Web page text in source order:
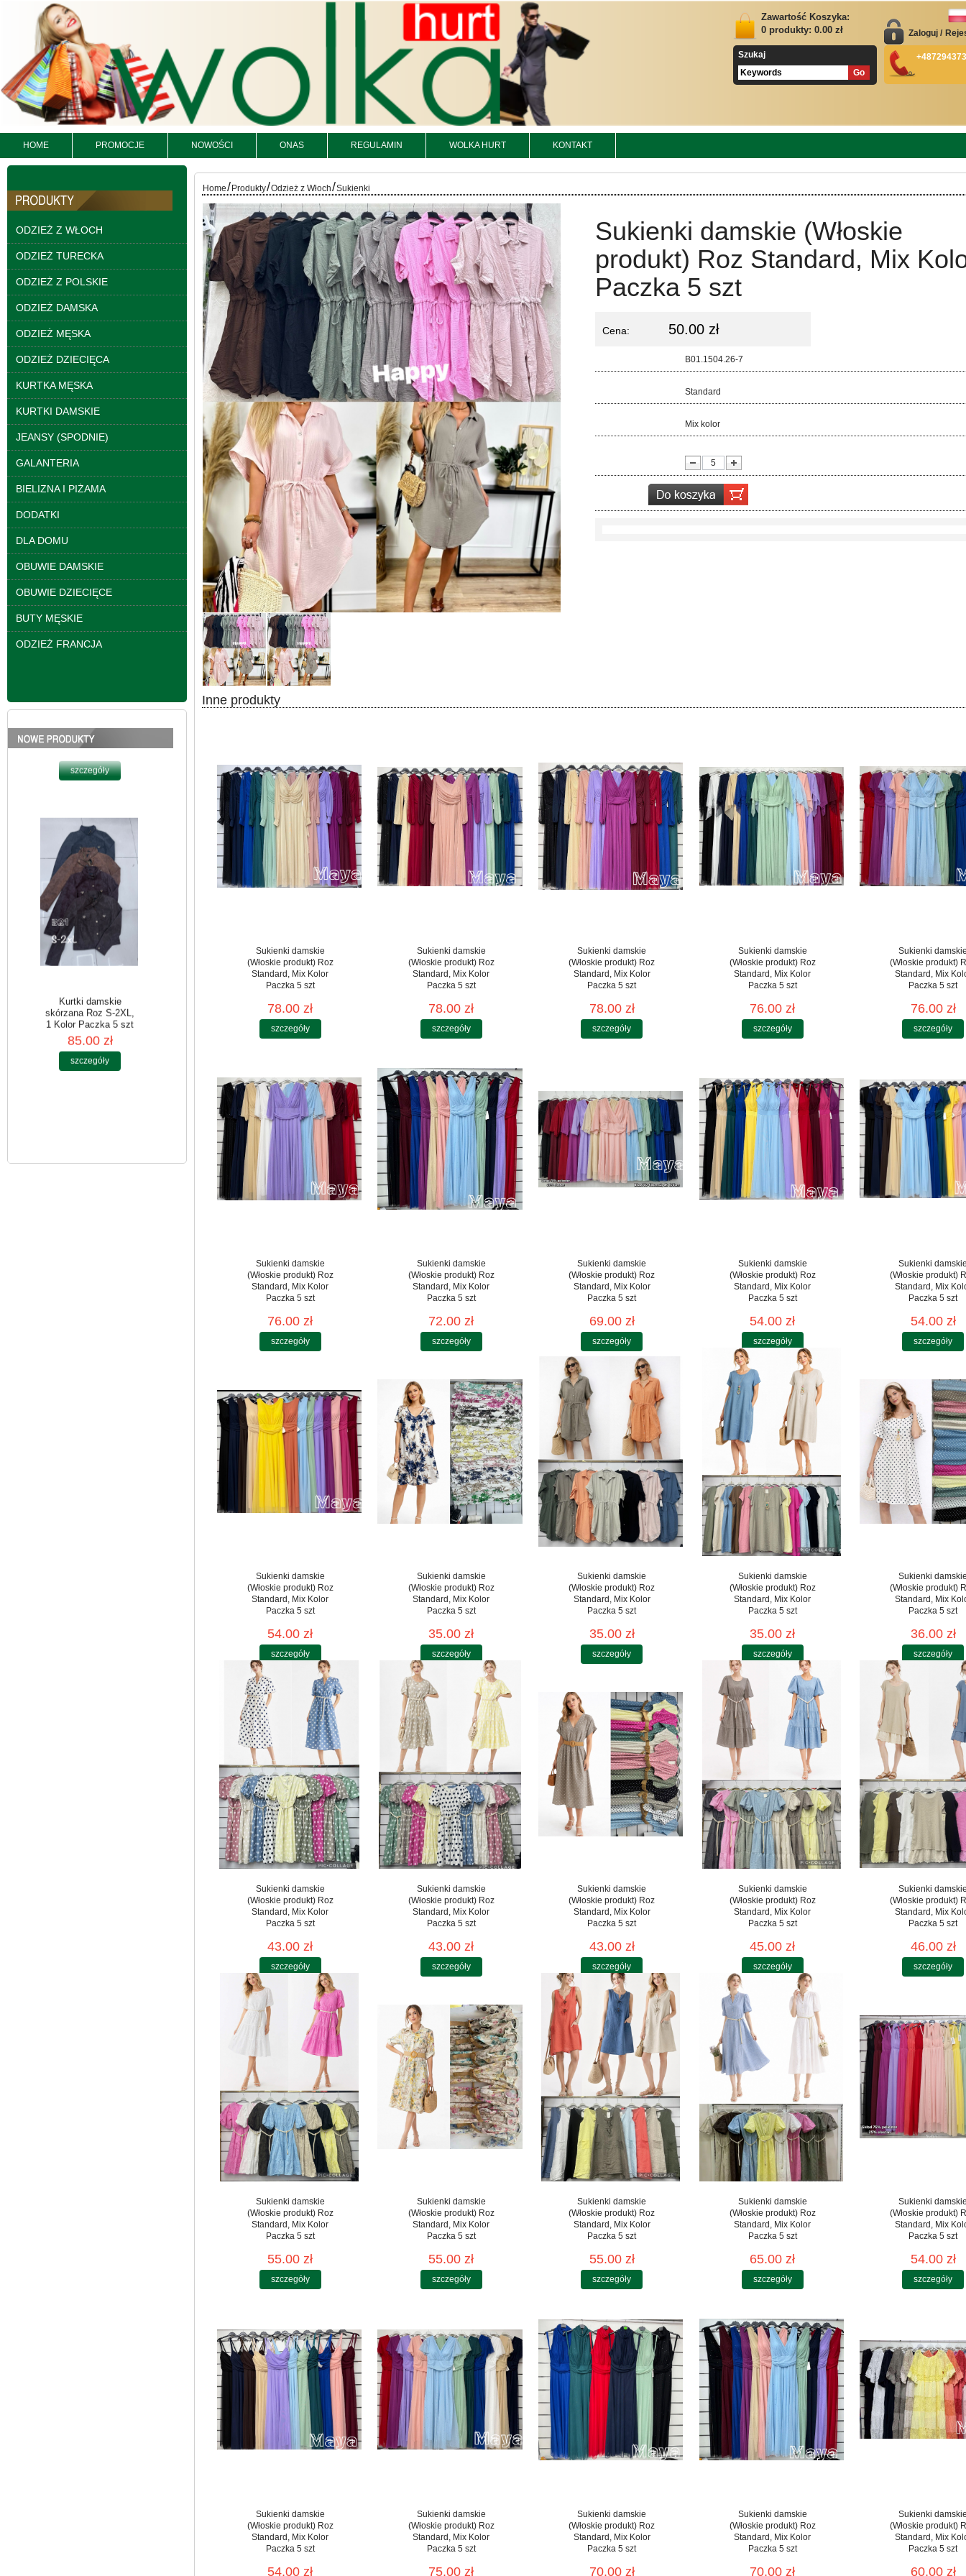
Zawartość Koszyka:
0 produkty: 0.00 zł
Szukaj
Zaloguj /
HOME PROMOCJE NOWOŚCI ONAS REGULAMIN WOLKA HURT KONTAKT
ODZIEŻ Z WŁOCH
ODZIEŻ TURECKA
ODZIEŻ Z POLSKIE
ODZIEŻ DAMSKA
ODZIEŻ MĘSKA
ODZIEŻ DZIECIĘCA
KURTKA MĘSKA
KURTKI DAMSKIE
JEANSY (SPODNIE)
GALANTERIA
BIELIZNA I PIŻAMA
DODATKI
DLA DOMU
OBUWIE DAMSKIE
OBUWIE DZIECIĘCE
BUTY MĘSKIE
ODZIEŻ FRANCJA
skórzana Roz S-XL, 1
Kolor Paczka 5 szt
95.00 zł
szczegóły
Kurtki damskie
skórzana Roz S-XL, 1
Kolor Paczka 5 szt
Kurtki damskie
skórzana Roz S-2XL,
szczegóły
Kurtki damskie
skórzana Roz S-2XL,
Home/ Produkty/Odzież z Włoch/Sukienki
Sukienki damskie (Włoskie
produkt) Roz Standard, Mix
Paczka 5 szt
Cena: 50.00 zł
B01.1504.26-7
Standard
Mix kolor
Inne produkty
Sukienki damskie
(Włoskie produkt) Roz
Standard, Mix Kolor
Paczka 5 szt
78.00 zł
szczegóły
Sukienki damskie
(Włoskie produkt) Roz
Standard, Mix Kolor
Paczka 5 szt
78.00 zł
szczegóły
Sukienki damskie
(Włoskie produkt) Roz
Standard, Mix Kolor
Paczka 5 szt
78.00 zł
szczegóły
Sukienki damskie
(Włoskie produkt) Roz
Standard, Mix Kolor
Paczka 5 szt
76.00 zł
szczegóły
Sukienki
(Włoskie produkt)
Standard, Mix
Paczka 5 szt
76.00 zł
szczegóły
Sukienki damskie
(Włoskie produkt) Roz
Standard, Mix Kolor
Paczka 5 szt
76.00 zł
szczegóły
Sukienki damskie
(Włoskie produkt) Roz
Standard, Mix Kolor
Paczka 5 szt
72.00 zł
szczegóły
Sukienki damskie
(Włoskie produkt) Roz
Standard, Mix Kolor
Paczka 5 szt
69.00 zł
szczegóły
Sukienki damskie
(Włoskie produkt) Roz
Standard, Mix Kolor
Paczka 5 szt
54.00 zł
szczegóły
Sukienki
(Włoskie produkt)
Standard, Mix
Paczka 5 szt
54.00 zł
szczegóły
Sukienki damskie
(Włoskie produkt) Roz
Standard, Mix Kolor
Paczka 5 szt
54.00 zł
szczegóły
Sukienki damskie
(Włoskie produkt) Roz
Standard, Mix Kolor
Paczka 5 szt
35.00 zł
szczegóły
Sukienki damskie
(Włoskie produkt) Roz
Standard, Mix Kolor
Paczka 5 szt
35.00 zł
szczegóły
Sukienki damskie
(Włoskie produkt) Roz
Standard, Mix Kolor
Paczka 5 szt
35.00 zł
szczegóły
Sukienki
(Włoskie produkt)
Standard, Mix
Paczka 5 szt
36.00 zł
szczegóły
Sukienki damskie
(Włoskie produkt) Roz
Standard, Mix Kolor
Paczka 5 szt
43.00 zł
szczegóły
Sukienki damskie
(Włoskie produkt) Roz
Standard, Mix Kolor
Paczka 5 szt
43.00 zł
szczegóły
Sukienki damskie
(Włoskie produkt) Roz
Standard, Mix Kolor
Paczka 5 szt
43.00 zł
szczegóły
Sukienki damskie
(Włoskie produkt) Roz
Standard, Mix Kolor
Paczka 5 szt
45.00 zł
szczegóły
Sukienki
(Włoskie produkt)
Standard, Mix
Paczka 5 szt
46.00 zł
szczegóły
Sukienki damskie
(Włoskie produkt) Roz
Standard, Mix Kolor
Paczka 5 szt
55.00 zł
szczegóły
Sukienki damskie
(Włoskie produkt) Roz
Standard, Mix Kolor
Paczka 5 szt
55.00 zł
szczegóły
Sukienki damskie
(Włoskie produkt) Roz
Standard, Mix Kolor
Paczka 5 szt
55.00 zł
szczegóły
Sukienki damskie
(Włoskie produkt) Roz
Standard, Mix Kolor
Paczka 5 szt
65.00 zł
szczegóły
Sukienki
(Włoskie produkt)
Standard, Mix
Paczka 5 szt
54.00 zł
szczegóły
Sukienki damskie
(Włoskie produkt) Roz
Standard, Mix Kolor
Paczka 5 szt
54.00 zł
Sukienki damskie
(Włoskie produkt) Roz
Standard, Mix Kolor
Paczka 5 szt
75.00 zł
Sukienki damskie
(Włoskie produkt) Roz
Standard, Mix Kolor
Paczka 5 szt
70.00 zł
Sukienki damskie
(Włoskie produkt) Roz
Standard, Mix Kolor
Paczka 5 szt
70.00 zł
Sukienki
(Włoskie produkt)
Standard, Mix
Paczka 5 szt
60.00 zł